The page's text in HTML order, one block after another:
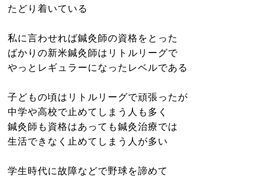
たどり着いている
私に言わせれば鍼灸師の資格をとった
ばかりの新米鍼灸師はリトルリーグで
やっとレギュラーになったレベルである
子どもの頃はリトルリーグで頑張ったが
中学や高校で止めてしまう人も多く
鍼灸師も資格はあっても鍼灸治療では
生活できなく止めてしまう人が多い
学生時代に故障などで野球を諦めて